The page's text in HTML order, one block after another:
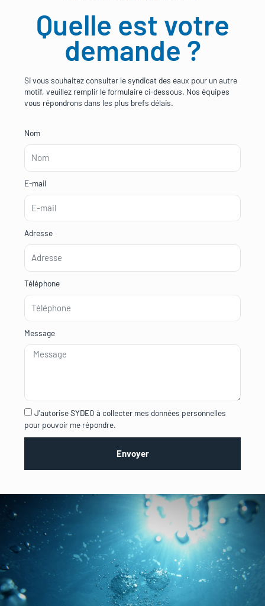
Quelle est votre
demande ?
Si vous souhaitez consulter le syndicat des eaux pour un autre
motif, veuillez remplir le formulaire ci-dessous. Nos équipes
vous répondrons dans les plus brefs délais.
Nom
E-mail
Adresse
Téléphone
Message
J'autorise SYDEO à collecter mes données personnelles
pour pouvoir me répondre.
Envoyer